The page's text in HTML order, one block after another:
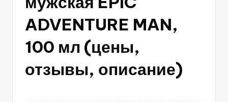
ADVENTURE MAN,
100 мл (цены,
отзывы, описание)